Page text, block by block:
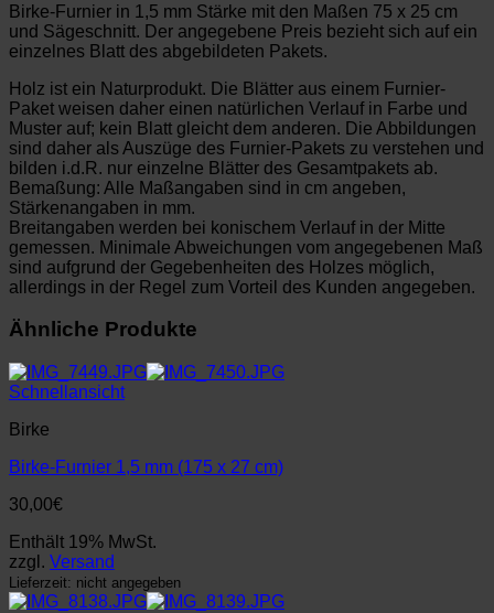
Birke-Furnier in 1,5 mm Stärke mit den Maßen 75 x 25 cm
und Sägeschnitt. Der angegebene Preis bezieht sich auf ein
einzelnes Blatt des abgebildeten Pakets.
Holz ist ein Naturprodukt. Die Blätter aus einem Furnier-
Paket weisen daher einen natürlichen Verlauf in Farbe und
Muster auf; kein Blatt gleicht dem anderen. Die Abbildungen
sind daher als Auszüge des Furnier-Pakets zu verstehen und
bilden i.d.R. nur einzelne Blätter des Gesamtpakets ab.
Bemaßung: Alle Maßangaben sind in cm angeben,
Stärkenangaben in mm.
Breitangaben werden bei konischem Verlauf in der Mitte
gemessen. Minimale Abweichungen vom angegebenen Maß
sind aufgrund der Gegebenheiten des Holzes möglich,
allerdings in der Regel zum Vorteil des Kunden angegeben.
Ähnliche Produkte
Schnellansicht
Birke
Birke-Furnier 1,5 mm (175 x 27 cm)
30,00€
Enthält 19% MwSt.
zzgl. Versand
Lieferzeit: nicht angegeben